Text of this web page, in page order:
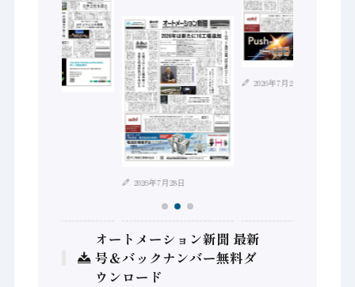
2026年7月28日
2026年7月21日
オートメーション新聞 最新
号＆バックナンバー無料ダ
ウンロード